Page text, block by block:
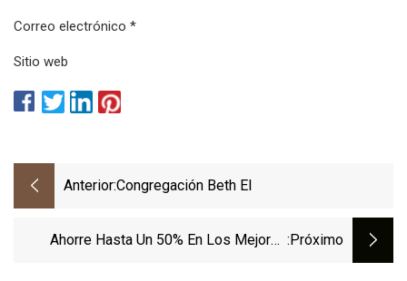
Correo electrónico *
Sitio web
Anterior:Congregación Beth El
Ahorre Hasta Un 50% En Los Mejores :próximo